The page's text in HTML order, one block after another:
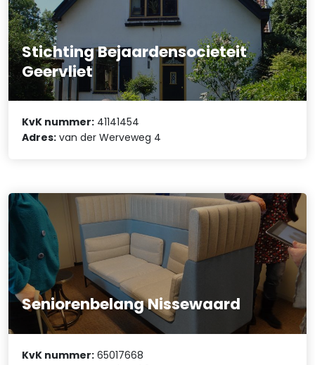
Stichting Bejaardensocieteit
Geervliet
KvK nummer: 41141454
Adres: van der Werveweg 4
Seniorenbelang Nissewaard
KvK nummer: 65017668